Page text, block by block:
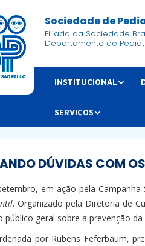
Sociedade de
Filiada da Sociedade
Departamento de
INSTITUCIONAL
SERVIÇOS
DÚVIDAS COM
em ação pela
. Organizado pela Diretoria de
geral sobre a prevenção
por Rubens Feferbaum,